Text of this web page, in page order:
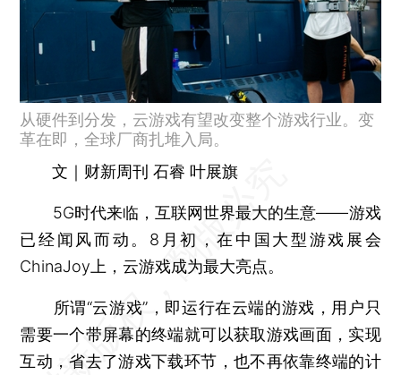
从硬件到分发，云游戏有望改变整个游戏行业。变
革在即，全球厂商扎堆入局。
文｜财新周刊 石睿 叶展旗
5G时代来临，互联网世界最大的生意——游戏
已经闻风而动。8月初，在中国大型游戏展会
ChinaJoy上，云游戏成为最大亮点。
所谓“云游戏”，即运行在云端的游戏，用户只
需要一个带屏幕的终端就可以获取游戏画面，实现
互动，省去了游戏下载环节，也不再依靠终端的计